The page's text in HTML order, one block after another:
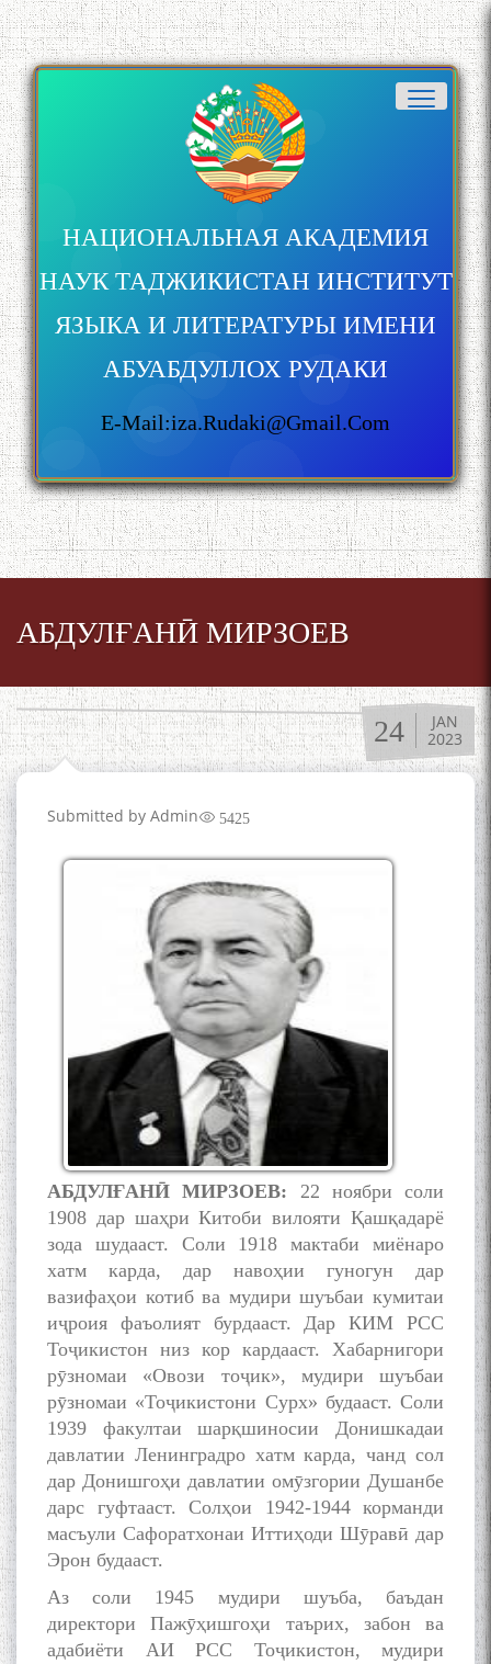
НАЦИОНАЛЬНАЯ АКАДЕМИЯ
НАУК ТАДЖИКИСТАН ИНСТИТУТ
ЯЗЫКА И ЛИТЕРАТУРЫ ИМЕНИ
АБУАБДУЛЛОХ РУДАКИ
E-Mail:iza.rudaki@gmail.com
АБДУЛҒАНӢ МИРЗОЕВ
24
JAN
2023
Submitted by Admin 5425
АБДУЛҒАНӢ МИРЗОЕВ: 22 ноябри соли
1908 дар шаҳри Китоби вилояти Қашқадарё
зода шудааст. Соли 1918 мактаби миёнаро
хатм карда, дар навоҳии гуногун дар
вазифаҳои котиб ва мудири шуъбаи кумитаи
иҷроия фаъолият бурдааст. Дар КИМ РСС
Тоҷикистон низ кор кардааст. Хабарнигори
рӯзномаи «Овози тоҷик», мудири шуъбаи
рӯзномаи «Тоҷикистони Сурх» будааст. Соли
1939 факултаи шарқшиносии Донишкадаи
давлатии Ленинградро хатм карда, чанд сол
дар Донишгоҳи давлатии омӯзгории Душанбе
дарс гуфтааст. Солҳои 1942-1944 корманди
масъули Сафоратхонаи Иттиҳоди Шӯравӣ дар
Эрон будааст.
Аз соли 1945 мудири шуъба, баъдан
директори Пажӯҳишгоҳи таърих, забон ва
адабиёти АИ РСС Тоҷикистон, мудири